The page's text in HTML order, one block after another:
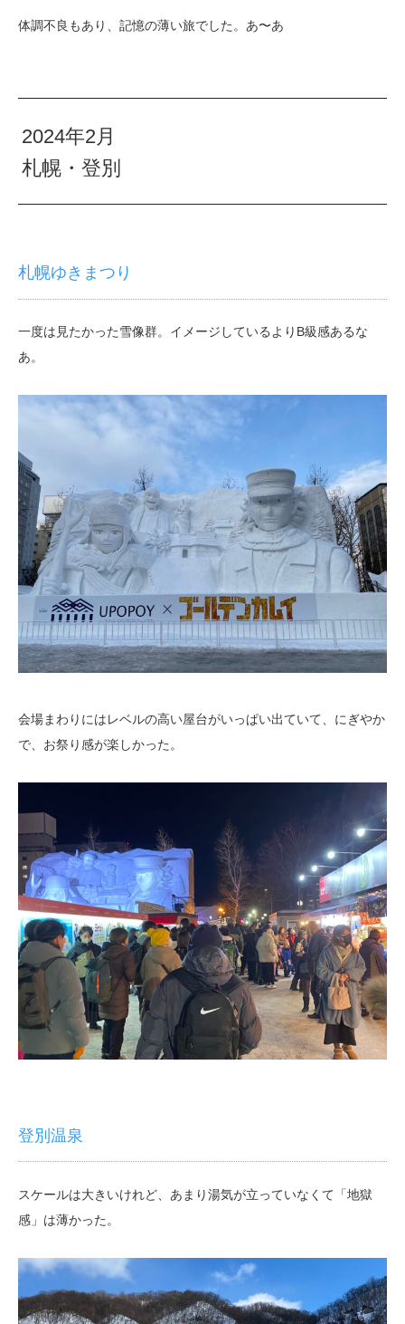
体調不良もあり、記憶の薄い旅でした。あ〜あ
2024年2月
札幌・登別
札幌ゆきまつり
一度は見たかった雪像群。イメージしているよりB級感あるな
あ。
会場まわりにはレベルの高い屋台がいっぱい出ていて、にぎやか
で、お祭り感が楽しかった。
登別温泉
スケールは大きいけれど、あまり湯気が立っていなくて「地獄
感」は薄かった。